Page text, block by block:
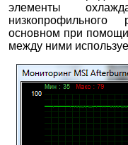
элементы
низкопрофильного
основном при
между ними